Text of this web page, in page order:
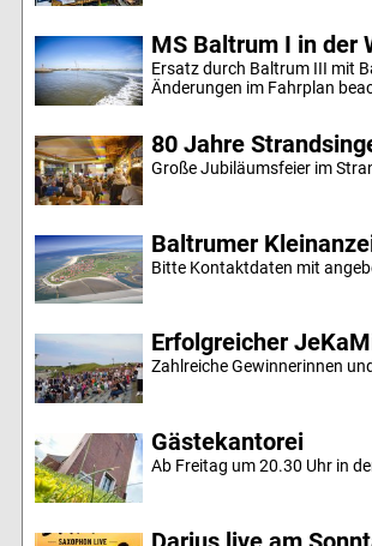
MS Baltrum I in der
Ersatz durch Baltrum III mit
Änderungen im Fahrplan
80 Jahre
Große Jubiläumsfeier im
Baltrumer
Bitte Kontaktdaten mit
Erfolgreicher
Zahlreiche Gewinnerinnen
Gästekantorei
Ab Freitag um 20.30 Uhr in